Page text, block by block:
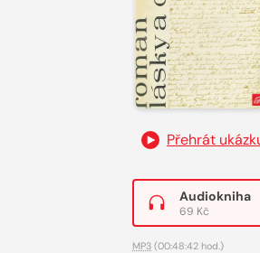
Přehrát
Audiokniha
69 Kč
MP3 (00:48:42 hod.)